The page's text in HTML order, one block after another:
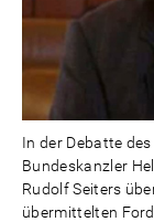
In der Debatte
Bundeskanzler
Rudolf Seiters
übermittelten